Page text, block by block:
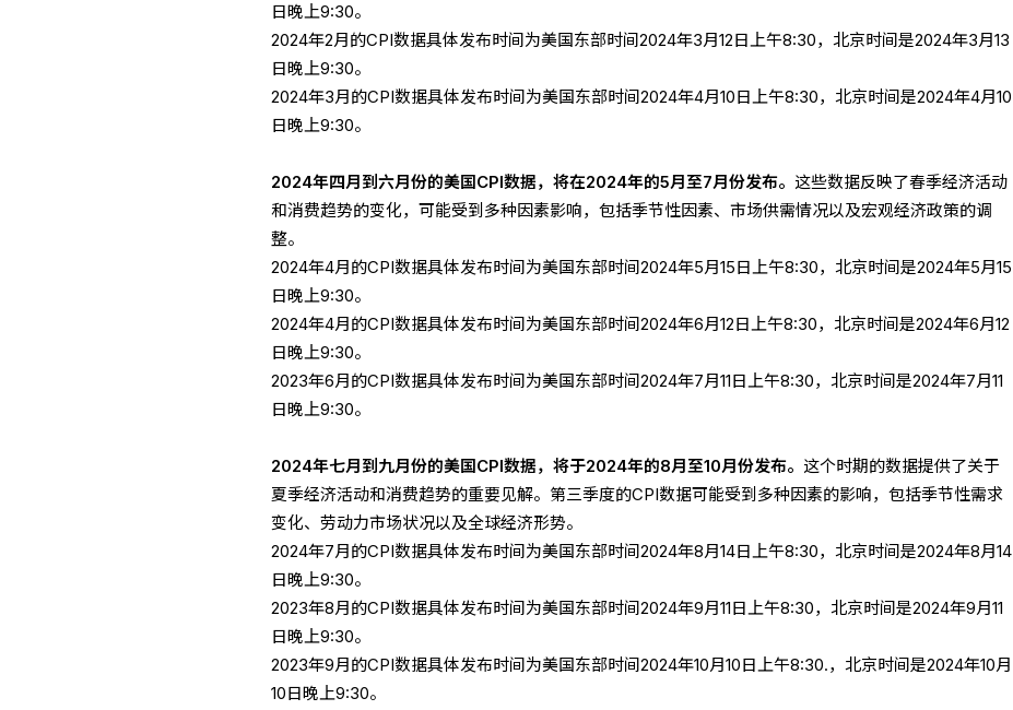
日晚上9:30。
2024年2月的CPI数据具体发布时间为美国东部时间2024年3月12日上午8:30，北京时间是2024年3月13
日晚上9:30。
2024年3月的CPI数据具体发布时间为美国东部时间2024年4月10日上午8:30，北京时间是2024年4月10
日晚上9:30。
2024年四月到六月份的美国CPI数据，将在2024年的5月至7月份发布。 这些数据反映了春季经济活动
和消费趋势的变化，可能受到多种因素影响，包括季节性因素、市场供需情况以及宏观经济政策的调
整。
2024年4月的CPI数据具体发布时间为美国东部时间2024年5月15日上午8:30，北京时间是2024年5月15
日晚上9:30。
2024年4月的CPI数据具体发布时间为美国东部时间2024年6月12日上午8:30，北京时间是2024年6月12
日晚上9:30。
2023年6月的CPI数据具体发布时间为美国东部时间2024年7月11日上午8:30，北京时间是2024年7月11
日晚上9:30。
2024年七月到九月份的美国CPI数据，将于2024年的8月至10月份发布。 这个时期的数据提供了关于
夏季经济活动和消费趋势的重要见解。第三季度的CPI数据可能受到多种因素的影响，包括季节性需求
变化、劳动力市场状况以及全球经济形势。
2024年7月的CPI数据具体发布时间为美国东部时间2024年8月14日上午8:30，北京时间是2024年8月14
日晚上9:30。
2023年8月的CPI数据具体发布时间为美国东部时间2024年9月11日上午8:30，北京时间是2024年9月11
日晚上9:30。
2023年9月的CPI数据具体发布时间为美国东部时间2024年10月10日上午8:30.，北京时间是2024年10月
10日晚上9:30。